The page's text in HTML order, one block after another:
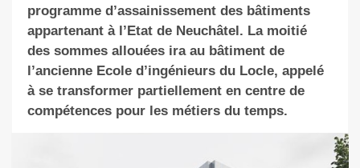
programme d’assainissement des bâtiments
appartenant à l’Etat de Neuchâtel. La moitié
des sommes allouées ira au bâtiment de
l’ancienne Ecole d’ingénieurs du Locle, appelé
à se transformer partiellement en centre de
compétences pour les métiers du temps.